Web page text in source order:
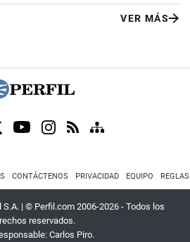
VER MÁS
CONTÁCTENOS PRIVACIDAD EQUIPO
S.A. | © Perfil.com 2006-2026 - Todos los
reservados.
Carlos Piro.